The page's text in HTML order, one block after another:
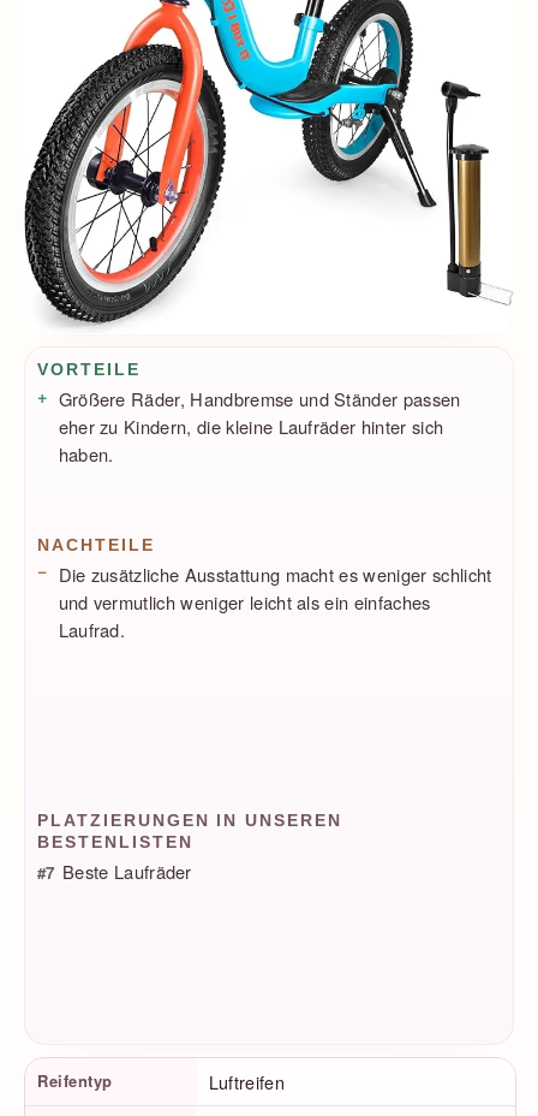
Vorteile / Nachteile
VORTEILE
Größere Räder, Handbremse und Ständer passen
eher zu Kindern, die kleine Laufräder hinter sich
haben.
NACHTEILE
Die zusätzliche Ausstattung macht es weniger schlicht
und vermutlich weniger leicht als ein einfaches
Laufrad.
PLATZIERUNGEN IN UNSEREN
BESTENLISTEN
#7 Beste Laufräder
Produktfakten
Reifentyp Luftreifen